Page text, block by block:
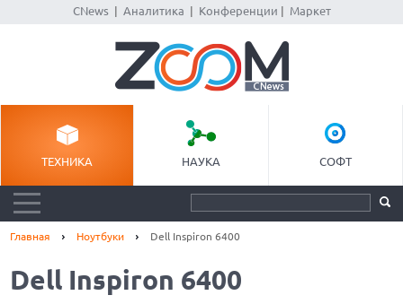
CNews| Аналитика Конференции Маркет
ТЕХНИКА НАУКА СОФТ
Главная Ноутбуки Dell Inspiron 6400
Dell Inspiron 6400